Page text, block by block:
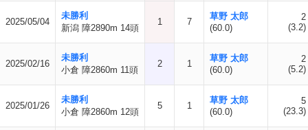
2025/05/04
未勝利
新潟 障2890m 14頭
1 7
草野 太郎
(60.0)
2
(3.2)
2025/02/16
未勝利
小倉 障2860m 11頭
2 1
草野 太郎
(60.0)
2
(5.2)
2025/01/26
未勝利
小倉 障2860m 12頭
5 1
草野 太郎
(60.0)
5
(23.3)